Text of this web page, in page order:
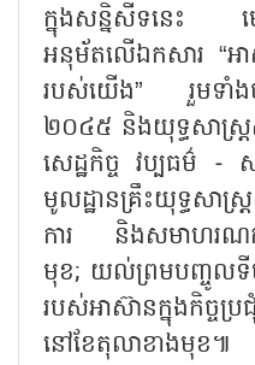
ក្នុងសន្និសីទនេះ មេ
អនុម័តលើឯកសារ “អ
របស់យើង” រួមទាំង
២០៤៥ និងយុទ្ធសាស្
សេដ្ឋកិច្ច វប្បធម៌ - ស
មូលដ្ឋានគ្រឹះយុទ្ធសាស្
ការ និងសមាហរណកម្
មុខ; យល់ព្រមបញ្ចូលទី
របស់អាស៊ានក្នុងកិច្ច
នៅខែតុលាខាងមុខ៕